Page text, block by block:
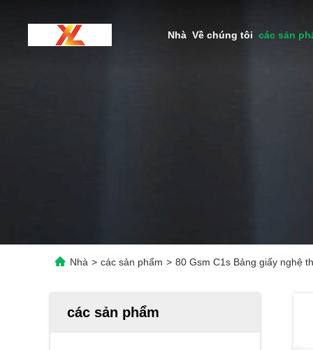
Nhà Về chúng tôi các sản
Nhà > các sản phẩm > 80 Gsm C1s Bảng giấy nghệ
các sản phẩm